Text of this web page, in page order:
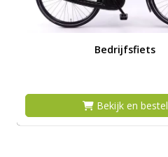
Bedrijfsfiets
Bekijk en bestel